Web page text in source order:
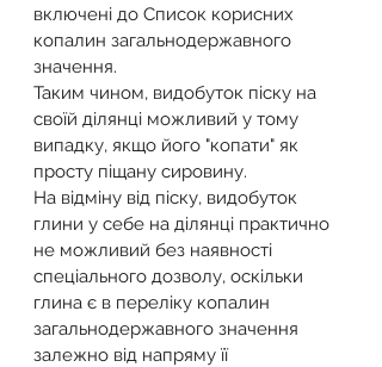
включені до Список корисних
копалин загальнодержавного
значення.
Таким чином, видобуток піску на
своїй ділянці можливий у тому
випадку, якщо його "копати" як
просту піщану сировину.
На відміну від піску, видобуток
глини у себе на ділянці практично
не можливий без наявності
спеціального дозволу, оскільки
глина є в переліку копалин
загальнодержавного значення
залежно від напряму її